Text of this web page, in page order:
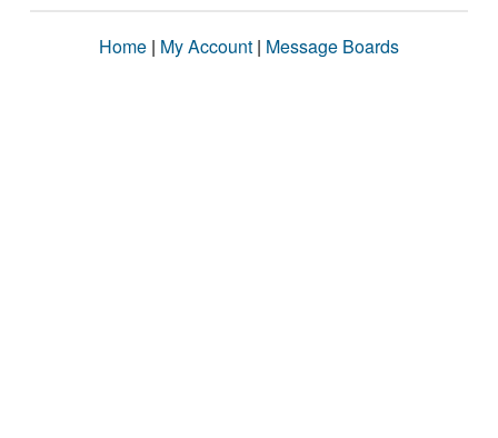
Home | My Account | Message Boards